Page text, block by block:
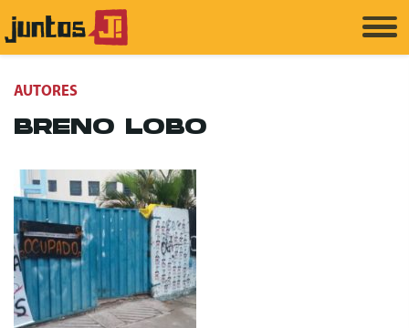
AUTORES
BRENO LOBO